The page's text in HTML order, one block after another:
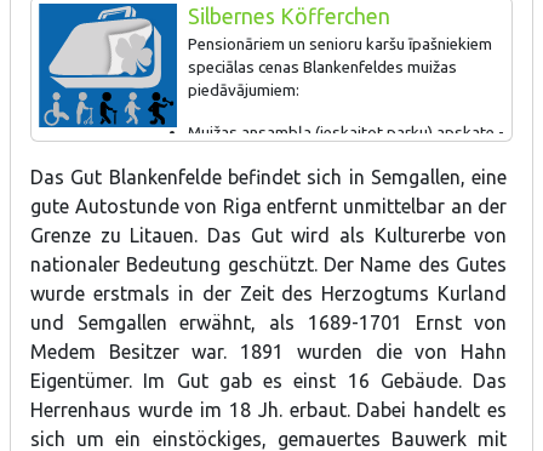
Silbernes Köfferchen
Pensionāriem un senioru karšu īpašniekiem
speciālas cenas Blankenfeldes muižas
piedāvājumiem:
Muižas ansambļa (ieskaitot parku) apskate -
Parka apmeklējums - 0,50 EUR;
Zvanu muzeja apskate - 2 EUR;
Muižas ansambļa un zvanu muzeja apskate - 3 EUR.
Das Gut Blankenfelde befindet sich in Semgallen, eine
gute Autostunde von Riga entfernt unmittelbar an der
Grenze zu Litauen. Das Gut wird als Kulturerbe von
nationaler Bedeutung geschützt. Der Name des Gutes
wurde erstmals in der Zeit des Herzogtums Kurland
und Semgallen erwähnt, als 1689-1701 Ernst von
Medem Besitzer war. 1891 wurden die von Hahn
Eigentümer. Im Gut gab es einst 16 Gebäude. Das
Herrenhaus wurde im 18 Jh. erbaut. Dabei handelt es
sich um ein einstöckiges, gemauertes Bauwerk mit